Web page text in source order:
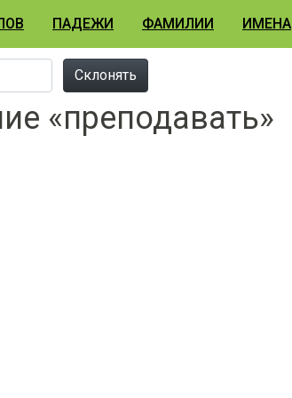
ПАДЕЖИ ФАМИЛИИ ИМЕНА
Склонять
«преподавать»